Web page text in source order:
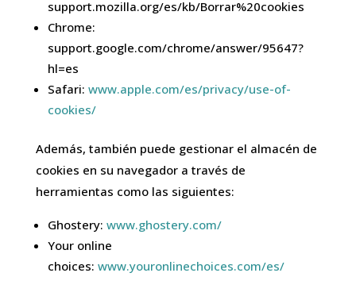
support.mozilla.org/es/kb/Borrar%20cookies
Chrome:
support.google.com/chrome/answer/95647?
hl=es
Safari: www.apple.com/es/privacy/use-of-
cookies/
Además, también puede gestionar el almacén de
cookies en su navegador a través de
herramientas como las siguientes:
Ghostery: www.ghostery.com/
Your online
choices: www.youronlinechoices.com/es/